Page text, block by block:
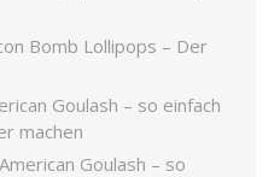
Bomb Lollipops – Der
Goulash – so einfach
machen
Goulash – so